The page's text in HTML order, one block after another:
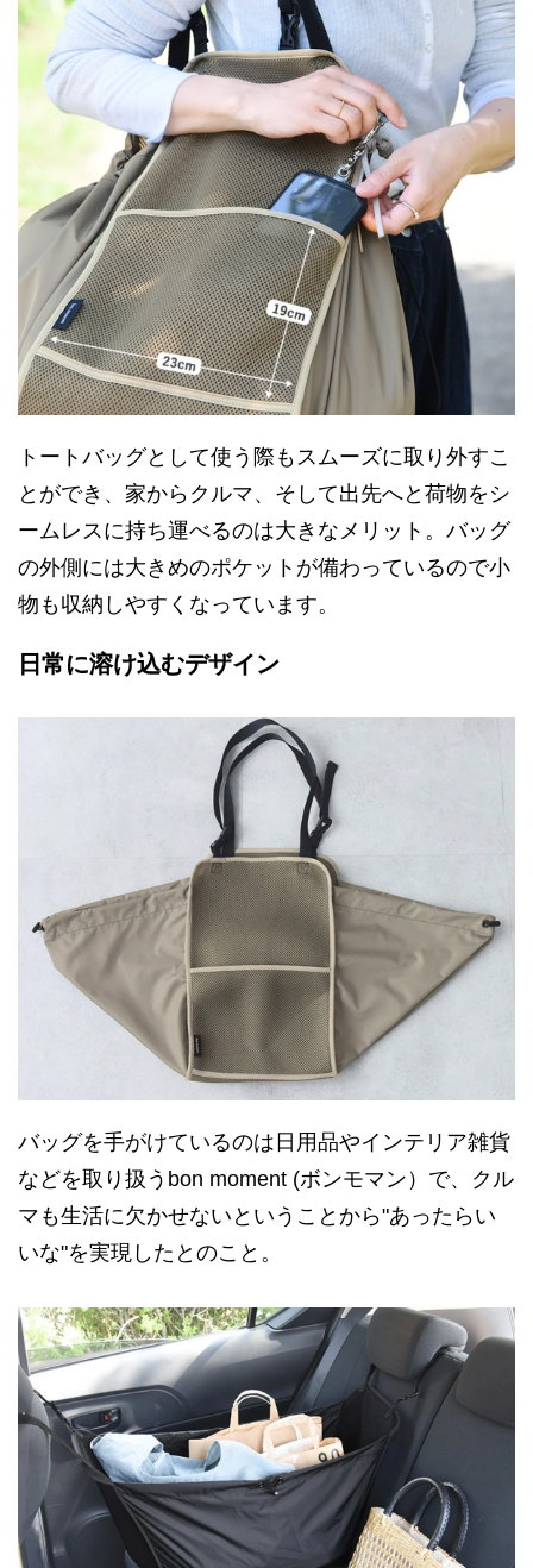
トートバッグとして使う際もスムーズに取り外すこ
とができ、家からクルマ、そして出先へと荷物をシ
ームレスに持ち運べるのは大きなメリット。バッグ
の外側には大きめのポケットが備わっているので小
物も収納しやすくなっています。
日常に溶け込むデザイン
バッグを手がけているのは日用品やインテリア雑貨
などを取り扱うbon moment (ボンモマン）で、クル
マも生活に欠かせないということから"あったらい
いな"を実現したとのこと。